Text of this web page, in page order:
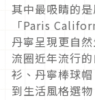
其中最吸睛的
「Paris
丹寧呈現更自
流圈近年流行
衫、丹寧棒球
到生活風格選物